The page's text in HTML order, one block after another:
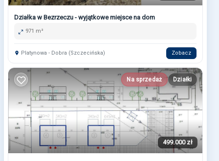
Działka w Bezrzeczu - wyjątkowe miejsce na dom
971 m²
Platynowa - Dobra (Szczecińska) Zobacz
Na sprzedaż Działki
499.000 zł